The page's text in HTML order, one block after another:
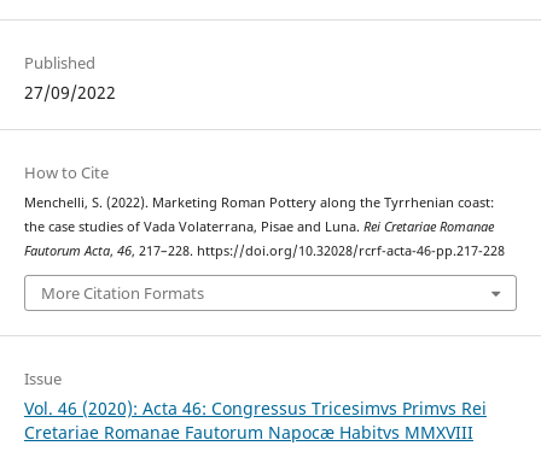
Published
27/09/2022
How to Cite
Menchelli, S. (2022). Marketing Roman Pottery along the Tyrrhenian coast:
the case studies of Vada Volaterrana, Pisae and Luna. Rei Cretariae Romanae
Fautorum Acta, 46, 217–228. https://doi.org/10.32028/rcrf-acta-46-pp.217-228
More Citation Formats
Issue
Vol. 46 (2020): Acta 46: Congressus Tricesimvs Primvs Rei
Cretariae Romanae Fautorum Napocæ Habitvs MMXVIII